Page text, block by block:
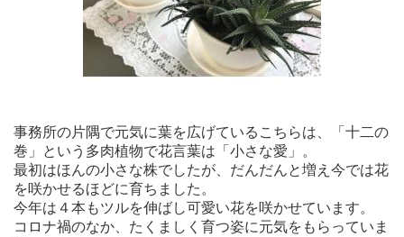
事務所の片隅で元気に葉を広げているこちらは、「十二の
巻」という多肉植物で花言葉は「小さな愛」。
最初はほんの小さな株でしたが、だんだんと増え今では花
を咲かせるほどに育ちました。
今年は４本もツルを伸ばし可愛い花を咲かせています。
コロナ禍のなか、たくましく育つ姿に元気をもらっていま